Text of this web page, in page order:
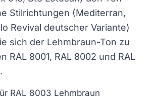
Stilrichtungen (Mediterran,
Revival deutscher Variante)
sich der Lehmbraun-Ton zu
RAL 8001, RAL 8002 und RAL
RAL 8003 Lehmbraun